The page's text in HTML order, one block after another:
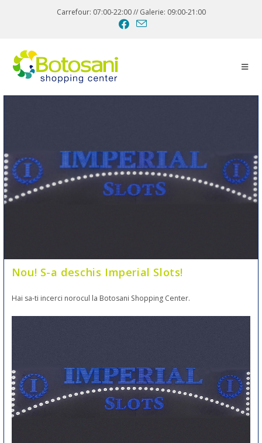
Carrefour: 07:00-22:00 // Galerie: 09:00-21:00
Nou! S-a deschis Imperial Slots!
Hai sa-ti incerci norocul la Botosani Shopping Center.